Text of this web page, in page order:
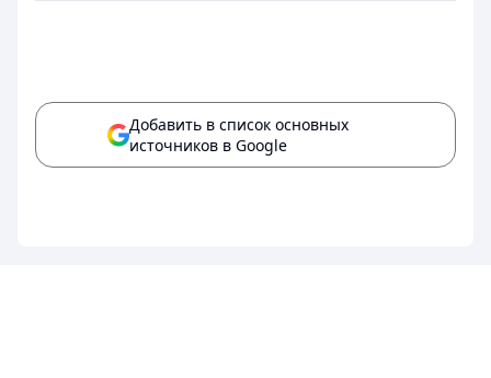
Добавить в список основных
источников в Google